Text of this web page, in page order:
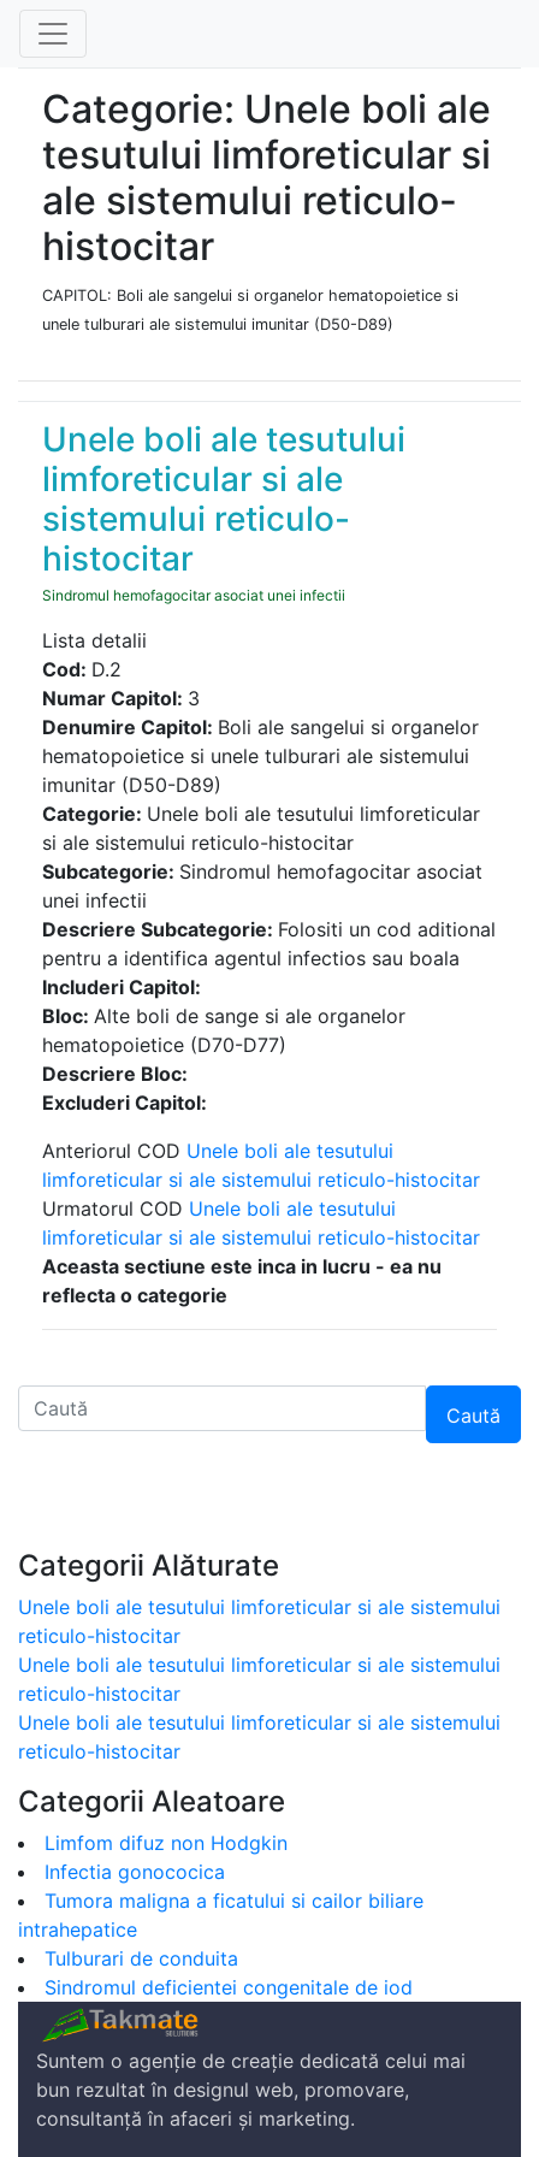
Categorie: Unele boli ale
tesutului limforeticular si
ale sistemului reticulo-
histocitar
CAPITOL: Boli ale sangelui si organelor hematopoietice si
unele tulburari ale sistemului imunitar (D50-D89)
Unele boli ale tesutului
limforeticular si ale
sistemului reticulo-
histocitar
Sindromul hemofagocitar asociat unei infectii
Lista detalii
Cod: D.2
Numar Capitol: 3
Denumire Capitol: Boli ale sangelui si organelor
hematopoietice si unele tulburari ale sistemului
imunitar (D50-D89)
Categorie: Unele boli ale tesutului limforeticular
si ale sistemului reticulo-histocitar
Subcategorie: Sindromul hemofagocitar asociat
unei infectii
Descriere Subcategorie: Folositi un cod aditional
pentru a identifica agentul infectios sau boala
Includeri Capitol:
Bloc: Alte boli de sange si ale organelor
hematopoietice (D70-D77)
Descriere Bloc:
Excluderi Capitol:
Anteriorul COD Unele boli ale tesutului
limforeticular si ale sistemului reticulo-histocitar
Urmatorul COD Unele boli ale tesutului
limforeticular si ale sistemului reticulo-histocitar
Aceasta sectiune este inca in lucru - ea nu
reflecta o categorie
Caută
Categorii Alăturate
Unele boli ale tesutului limforeticular si ale sistemului
reticulo-histocitar
Unele boli ale tesutului limforeticular si ale sistemului
reticulo-histocitar
Unele boli ale tesutului limforeticular si ale sistemului
reticulo-histocitar
Categorii Aleatoare
Limfom difuz non Hodgkin
Infectia gonococica
Tumora maligna a ficatului si cailor biliare
intrahepatice
Tulburari de conduita
Sindromul deficientei congenitale de iod
Suntem o agenție de creație dedicată celui mai
bun rezultat în designul web, promovare,
consultanță în afaceri și marketing.